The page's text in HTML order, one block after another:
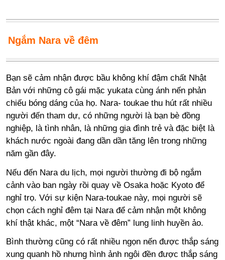
Ngắm Nara về đêm
Bạn sẽ cảm nhận được bầu không khí đậm chất Nhật
Bản với những cô gái mặc yukata cùng ánh nến phản
chiếu bóng dáng của họ. Nara- toukae thu hút rất nhiều
người đến tham dự, có những người là bạn bè đồng
nghiệp, là tình nhân, là những gia đình trẻ và đặc biệt là
khách nước ngoài đang dần dần tăng lên trong những
năm gần đây.
Nếu đến Nara du lịch, mọi người thường đi bộ ngắm
cảnh vào ban ngày rồi quay về Osaka hoặc Kyoto để
nghỉ trọ. Với sự kiện Nara-toukae này, mọi người sẽ
chọn cách nghỉ đêm tại Nara để cảm nhận một không
khí thật khác, một “Nara về đêm” lung linh huyền ảo.
Bình thường cũng có rất nhiều ngọn nến được thắp sáng
xung quanh hồ nhưng hình ảnh ngôi đền được thắp sáng